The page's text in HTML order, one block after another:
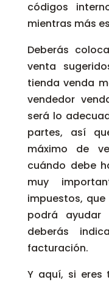
códigos
mientras más
Deberás
venta
tienda venda
vendedor
será lo
partes, así
máximo de
cuándo debe
muy
impuestos,
podrá
deberás
facturación.
Y aquí, si eres